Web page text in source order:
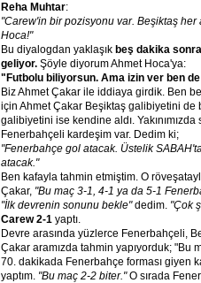
Reha Muhtar:
"Carew'in bir pozisyonu var. Beşiktaş her
Hoca!"
Bu diyalogdan yaklaşık beş dakika sonra
geliyor. Şöyle diyorum Ahmet Hoca'ya:
"Futbolu biliyorsun. Ama izin ver ben de
Biz Ahmet Çakar ile iddiaya girdik. Ben
için Ahmet Çakar Beşiktaş galibiyetini de
galibiyetini ise kendine aldı. Yakınımızda
Fenerbahçeli kardeşim var. Dedim ki;
"Fenerbahçe gol atacak. Üstelik
atacak."
Ben kafayla tahmin etmiştim. O
Çakar, "Bu maç 3-1, 4-1 ya da 5-1
"İlk devrenin sonunu bekle"dedim. "Çok
Carew 2-1 yaptı.
Devre arasında yüzlerce Fenerbahçeli,
Çakar aramızda tahmin yapıyorduk; "Bu
70. dakikada Fenerbahçe forması giyen
yaptım. "Bu maç 2-2 biter."O sırada